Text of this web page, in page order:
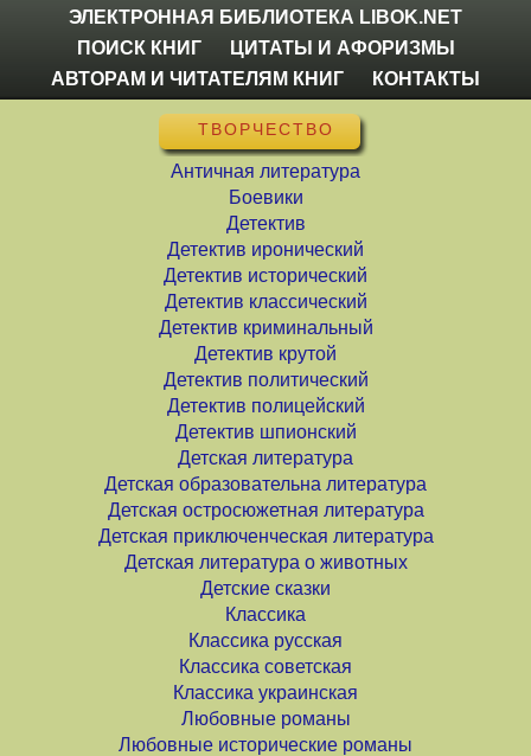
ЭЛЕКТРОННАЯ БИБЛИОТЕКА LIBOK.NET
ПОИСК КНИГ
ЦИТАТЫ И АФОРИЗМЫ
АВТОРАМ И ЧИТАТЕЛЯМ КНИГ
КОНТАКТЫ
ТВОРЧЕСТВО
Античная литература
Боевики
Детектив
Детектив иронический
Детектив исторический
Детектив классический
Детектив криминальный
Детектив крутой
Детектив политический
Детектив полицейский
Детектив шпионский
Детская литература
Детская образовательна литература
Детская остросюжетная литература
Детская приключенческая литература
Детская литература о животных
Детские сказки
Классика
Классика русская
Классика советская
Классика украинская
Любовные романы
Любовные исторические романы